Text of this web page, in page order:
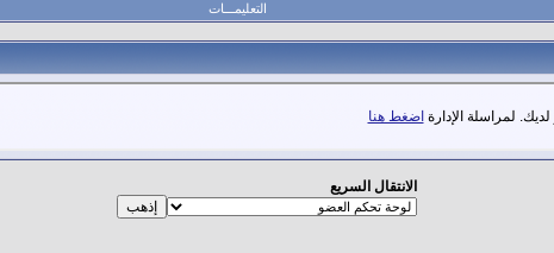
التعليمـــات
لمراسلة الإدارة اضغط هنا
الانتقال السريع